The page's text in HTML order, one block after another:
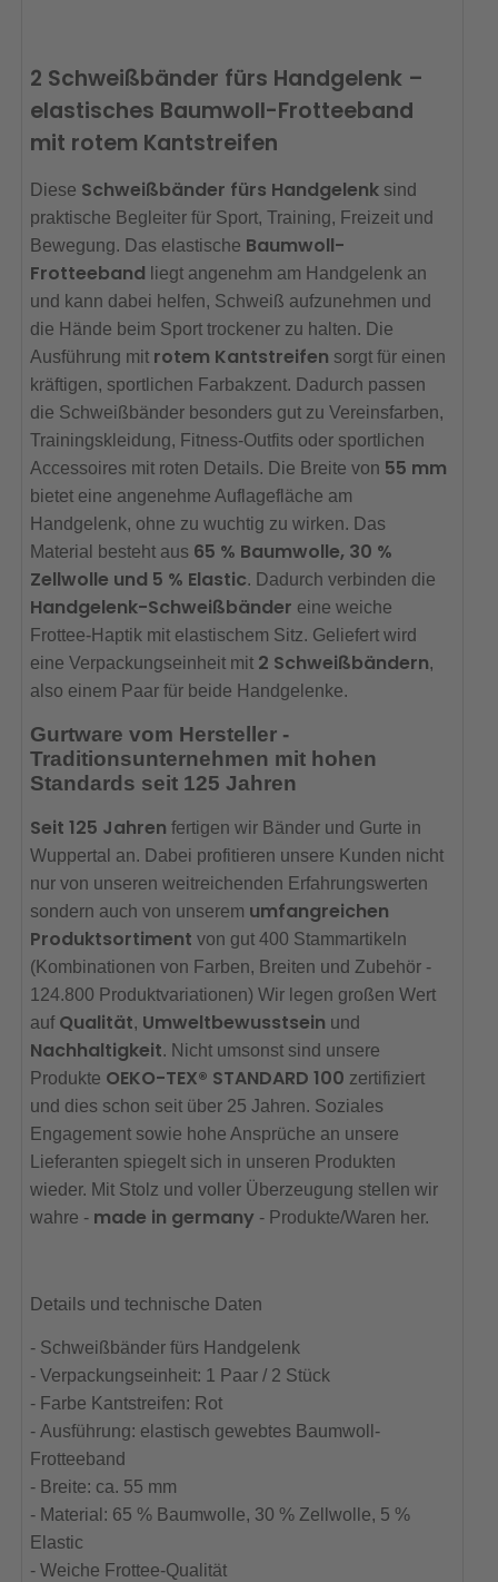
2 Schweißbänder fürs Handgelenk –
elastisches Baumwoll-Frotteeband
mit rotem Kantstreifen
Diese Schweißbänder fürs Handgelenk sind
praktische Begleiter für Sport, Training, Freizeit und
Bewegung. Das elastische Baumwoll-
Frotteeband liegt angenehm am Handgelenk an
und kann dabei helfen, Schweiß aufzunehmen und
die Hände beim Sport trockener zu halten. Die
Ausführung mit rotem Kantstreifen sorgt für einen
kräftigen, sportlichen Farbakzent. Dadurch passen
die Schweißbänder besonders gut zu Vereinsfarben,
Trainingskleidung, Fitness-Outfits oder sportlichen
Accessoires mit roten Details. Die Breite von 55 mm
bietet eine angenehme Auflagefläche am
Handgelenk, ohne zu wuchtig zu wirken. Das
Material besteht aus 65 % Baumwolle, 30 %
Zellwolle und 5 % Elastic. Dadurch verbinden die
Handgelenk-Schweißbänder eine weiche
Frottee-Haptik mit elastischem Sitz. Geliefert wird
eine Verpackungseinheit mit 2 Schweißbändern,
also einem Paar für beide Handgelenke.
Gurtware vom Hersteller -
Traditionsunternehmen mit hohen
Standards seit 125 Jahren
Seit 125 Jahren fertigen wir Bänder und Gurte in
Wuppertal an. Dabei profitieren unsere Kunden nicht
nur von unseren weitreichenden Erfahrungswerten
sondern auch von unserem umfangreichen
Produktsortiment von gut 400 Stammartikeln
(Kombinationen von Farben, Breiten und Zubehör -
124.800 Produktvariationen) Wir legen großen Wert
auf Qualität, Umweltbewusstsein und
Nachhaltigkeit. Nicht umsonst sind unsere
Produkte OEKO-TEX® STANDARD 100 zertifiziert
und dies schon seit über 25 Jahren. Soziales
Engagement sowie hohe Ansprüche an unsere
Lieferanten spiegelt sich in unseren Produkten
wieder. Mit Stolz und voller Überzeugung stellen wir
wahre - made in germany - Produkte/Waren her.
Details und technische Daten
- Schweißbänder fürs Handgelenk
- Verpackungseinheit: 1 Paar / 2 Stück
- Farbe Kantstreifen: Rot
- Ausführung: elastisch gewebtes Baumwoll-
Frotteeband
- Breite: ca. 55 mm
- Material: 65 % Baumwolle, 30 % Zellwolle, 5 %
Elastic
- Weiche Frottee-Qualität